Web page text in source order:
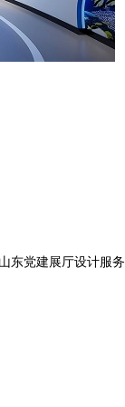
东党建展厅设计